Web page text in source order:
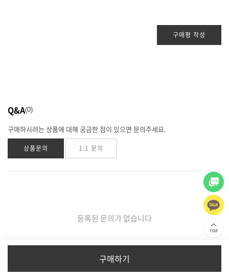
구매평 작성
Q&A 0
구매하시려는 상품에 대해 궁금한 점이 있으면 문의주세요.
상품문의 1:1 문의
등록된 문의가 없습니다
구매하기